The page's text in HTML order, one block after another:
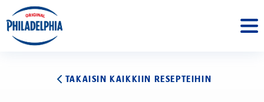
TAKAISIN KAIKKIIN RESEPTEIHIN